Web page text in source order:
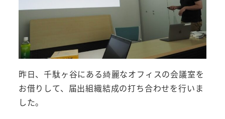
昨日、千駄ヶ谷にある綺麗なオフィスの会議室を
お借りして、届出組織結成の打ち合わせを行いま
した。